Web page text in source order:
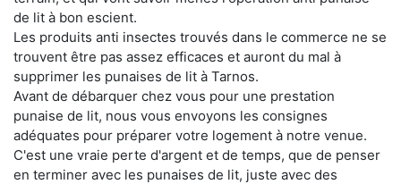
de lit à bon escient.
Les produits anti insectes trouvés dans le commerce ne se
trouvent être pas assez efficaces et auront du mal à
supprimer les punaises de lit à Tarnos.
Avant de débarquer chez vous pour une prestation
punaise de lit, nous vous envoyons les consignes
adéquates pour préparer votre logement à notre venue.
C'est une vraie perte d'argent et de temps, que de penser
en terminer avec les punaises de lit, juste avec des